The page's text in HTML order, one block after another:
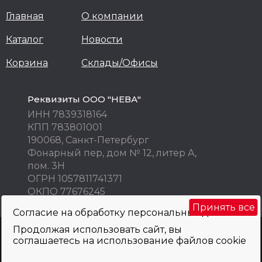
Согласие на обработку персональных данных
Продолжая использовать сайт, вы
соглашаетесь на использование файлов cookie
Принять все
Главная
Каталог
Корзина
О компании
Новости
Склады/Офисы
Реквизиты ООО "НЕВА"
ИНН 7839318164
КПП 783801001
190068, Санкт-Петербург
Фонарный пер, дом № 12, литер А,
пом. 3Н
ОГРН 1057811741371
ОКПО 77676245
Внимание! Цены указаны исключительно в информационных целях! Не
являются публичной офертой и не могут быть использованы как
коммерческое предложение. Просьба уточнять по телефону, e-mail, при